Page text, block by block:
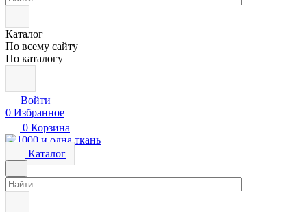
Каталог
По всему сайту
По каталогу
Войти
0 Избранное
0 Корзина
Каталог